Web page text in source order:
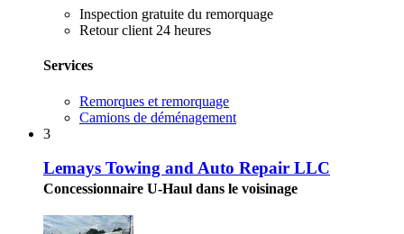
Inspection gratuite du remorquage
Retour client 24 heures
Services
Remorques et remorquage
Camions de déménagement
3
Lemays Towing and Auto Repair LLC
Concessionnaire U-Haul dans le voisinage